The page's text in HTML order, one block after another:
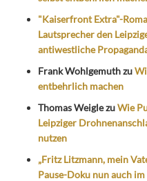
"Kaiserfront Extra"-
Lautsprecher den
antiwestliche
Frank Wohlgemuthzu
entbehrlich machen
Thomas WeiglezuWie
Leipziger
nutzen
„Fritz Litzmann, mein
Pause-Doku nun auch